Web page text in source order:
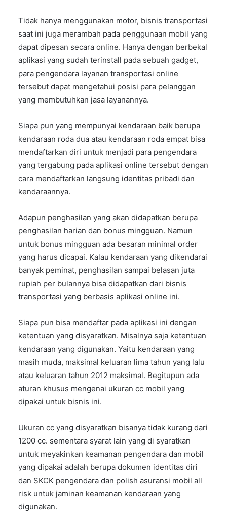
Tidak hanya menggunakan motor, bisnis transportasi
saat ini juga merambah pada penggunaan mobil yang
dapat dipesan secara online. Hanya dengan berbekal
aplikasi yang sudah terinstall pada sebuah gadget,
para pengendara layanan transportasi online
tersebut dapat mengetahui posisi para pelanggan
yang membutuhkan jasa layanannya.
Siapa pun yang mempunyai kendaraan baik berupa
kendaraan roda dua atau kendaraan roda empat bisa
mendaftarkan diri untuk menjadi para pengendara
yang tergabung pada aplikasi online tersebut dengan
cara mendaftarkan langsung identitas pribadi dan
kendaraannya.
Adapun penghasilan yang akan didapatkan berupa
penghasilan harian dan bonus mingguan. Namun
untuk bonus mingguan ada besaran minimal order
yang harus dicapai. Kalau kendaraan yang dikendarai
banyak peminat, penghasilan sampai belasan juta
rupiah per bulannya bisa didapatkan dari bisnis
transportasi yang berbasis aplikasi online ini.
Siapa pun bisa mendaftar pada aplikasi ini dengan
ketentuan yang disyaratkan. Misalnya saja ketentuan
kendaraan yang digunakan. Yaitu kendaraan yang
masih muda, maksimal keluaran lima tahun yang lalu
atau keluaran tahun 2012 maksimal. Begitupun ada
aturan khusus mengenai ukuran cc mobil yang
dipakai untuk bisnis ini.
Ukuran cc yang disyaratkan bisanya tidak kurang dari
1200 cc. sementara syarat lain yang di syaratkan
untuk meyakinkan keamanan pengendara dan mobil
yang dipakai adalah berupa dokumen identitas diri
dan SKCK pengendara dan polish asuransi mobil all
risk untuk jaminan keamanan kendaraan yang
digunakan.